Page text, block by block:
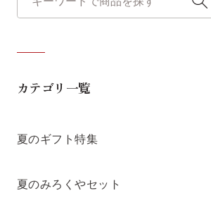
カテゴリ一覧
夏のギフト特集
夏のみろくやセット